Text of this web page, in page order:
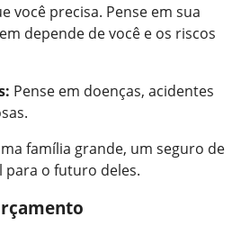
você precisa. Pense em sua
depende de você e os riscos
Pense em doenças, acidentes
família grande, um seguro de
para o futuro deles.